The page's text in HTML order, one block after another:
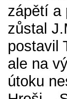
zápětí a
zůstal
postavil
ale na
útoku